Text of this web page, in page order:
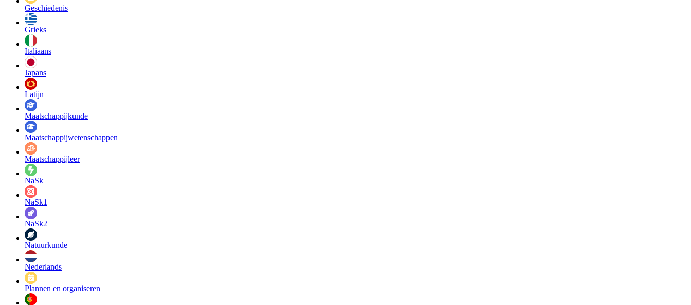
Geschiedenis
Grieks
Italiaans
Japans
Latijn
Maatschappij­kunde
Maatschappij­wetenschappen
Maatschappijleer
NaSk
NaSk1
NaSk2
Natuurkunde
Nederlands
Plannen en organiseren